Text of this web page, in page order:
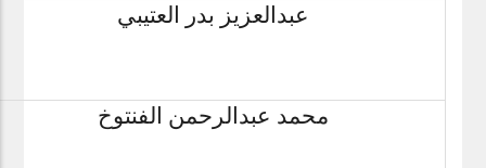
عبدالعزيز بدر العتيبي
محمد عبدالرحمن الفنتوخ